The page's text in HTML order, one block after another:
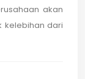
akan
kelebihan dari